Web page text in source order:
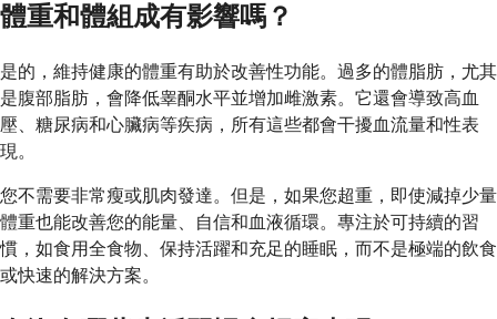
體重和體組成有影響嗎？
是的，維持健康的體重有助於改善性功能。過多的體脂肪，尤其
是腹部脂肪，會降低睾酮水平並增加雌激素。它還會導致高血
壓、糖尿病和心臟病等疾病，所有這些都會干擾血流量和性表
現。
您不需要非常瘦或肌肉發達。但是，如果您超重，即使減掉少量
體重也能改善您的能量、自信和血液循環。專注於可持續的習
慣，如食用全食物、保持活躍和充足的睡眠，而不是極端的飲食
或快速的解決方案。